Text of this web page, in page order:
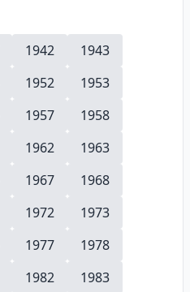
1942
1943
1952
1953
1957
1958
1962
1963
1967
1968
1972
1973
1977
1978
1982
1983